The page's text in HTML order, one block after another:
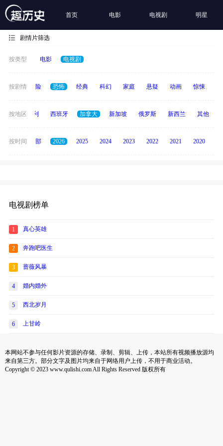
首页 电影 电视剧 明星
剧情片筛选
按类型 电影 电视剧
按剧情
爱情 冒险 恐怖 经典 科幻 家庭 悬疑 动画 惊悚
按地区
度 意大利 西班牙 加拿大 新加坡 俄罗斯 新西兰 其他
按时间 全部 2026 2025 2024 2023 2022 2021 2020
电视剧榜单
1 真心英雄
2 奔跑吧医生
3 蔷薇风暴
4 婚内婚外
5 西北岁月
6 上甘岭
本网站不参与任何影片资源的存储、录制、剪辑、上传，本站所有视频播放源均
来自第三方。部分文字及图片均来自于网络用户上传，不用于商业活动。
Copyright © 2023 www.qulishi.com All Rights Reserved 版权所有